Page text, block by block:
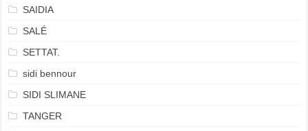
SAIDIA
SALÉ
SETTAT.
sidi bennour
SIDI SLIMANE
TANGER